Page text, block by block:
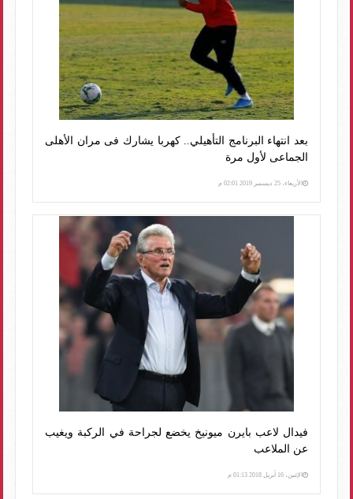
بعد انتهاء البرنامج التأهيلي.. كهربا يشارك فى مران الأهلى
الجماعى لأول مرة
الأربعاء، 25 ديسمبر 2019 02:01 م
فيدال لاعب بايرن ميونيخ يخضع لجراحة في الركبة ويغيب
عن الملاعب
الإثنين، 16 أبريل 2018 01:13 م